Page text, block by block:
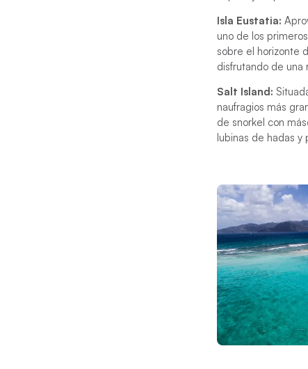
Isla Eustatia:
uno de los
sobre el horizonte
disfrutando de una
Salt Island:
naufragios más
de snorkel con
lubinas de hadas